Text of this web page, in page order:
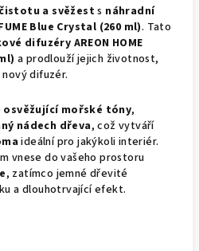
čistotu a svěžests náhradní
Blue Crystal (260 ml). Tato
difuzéry AREON HOME
a prodlouží jejich životnost,
difuzér.
osvěžující mořské tóny,
nádech dřeva, což vytváří
ideální pro jakýkoli interiér.
vnese do vašeho prostoru
, zatímco jemné dřevité
a dlouhotrvající efekt.